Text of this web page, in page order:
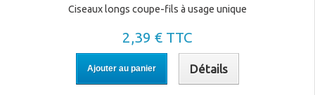
Ciseaux longs coupe-fils à usage unique
2,39 € TTC
Ajouter au panier Détails